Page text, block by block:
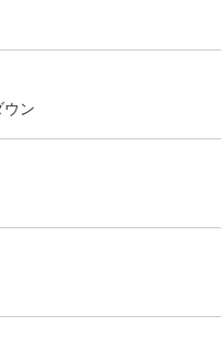
ウン